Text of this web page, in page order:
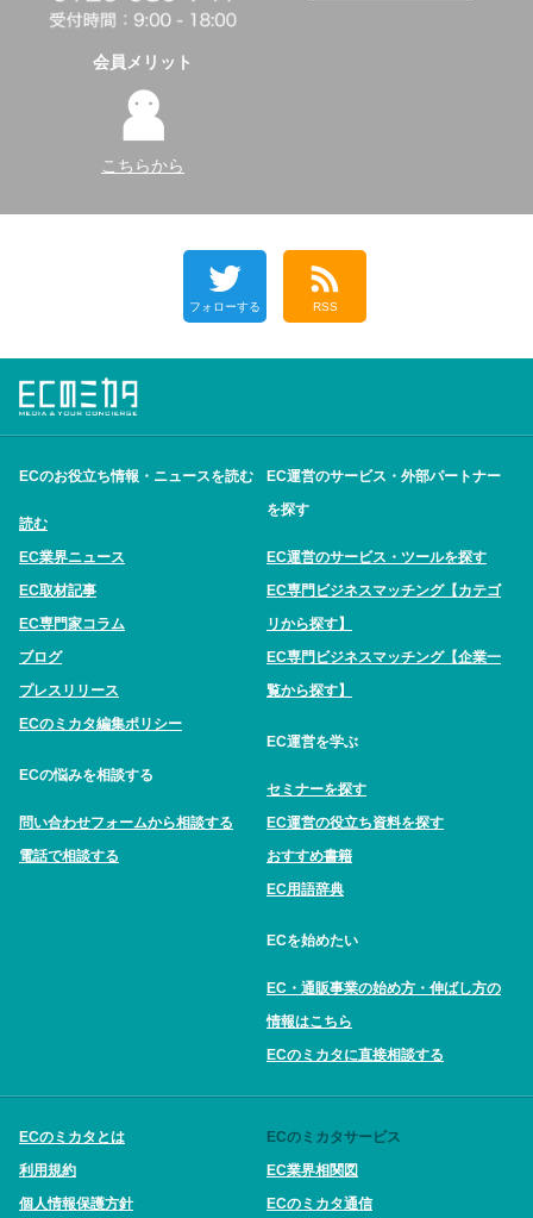
会員メリット
こちらから
フォローする RSS
ECのお役立ち情報・ニュースを読む
読む
EC業界ニュース
EC取材記事
EC専門家コラム
ブログ
プレスリリース
ECのミカタ編集ポリシー
ECの悩みを相談する
問い合わせフォームから相談する
電話で相談する
EC運営のサービス・外部パートナー
を探す
EC運営のサービス・ツールを探す
EC専門ビジネスマッチング【カテゴ
リから探す】
EC専門ビジネスマッチング【企業一
覧から探す】
EC運営を学ぶ
セミナーを探す
EC運営の役立ち資料を探す
おすすめ書籍
EC用語辞典
ECを始めたい
EC・通販事業の始め方・伸ばし方の
情報はこちら
ECのミカタに直接相談する
ECのミカタとは
利用規約
個人情報保護方針
ECのミカタサービス
EC業界相関図
ECのミカタ通信